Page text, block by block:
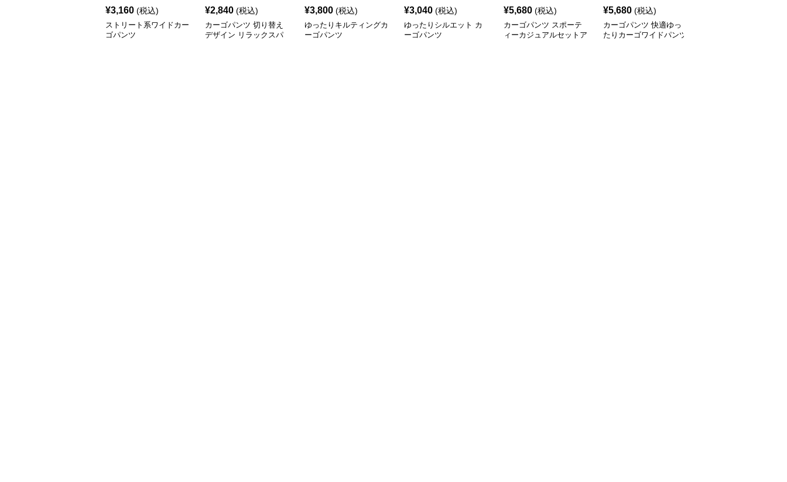
¥3,160 (税込)
ストリート系ワイドカー
ゴパンツ
¥2,840 (税込)
カーゴパンツ 切り替え
デザイン リラックスパ
¥3,800 (税込)
ゆったりキルティングカ
ーゴパンツ
¥3,040 (税込)
ゆったりシルエット カ
ーゴパンツ
¥5,680 (税込)
カーゴパンツ スポーテ
ィーカジュアルセットア
¥5,680 (税込)
カーゴパンツ 快適ゆっ
たりカーゴワイドパンツ